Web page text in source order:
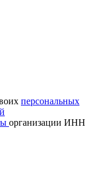
персональных
организации ИНН